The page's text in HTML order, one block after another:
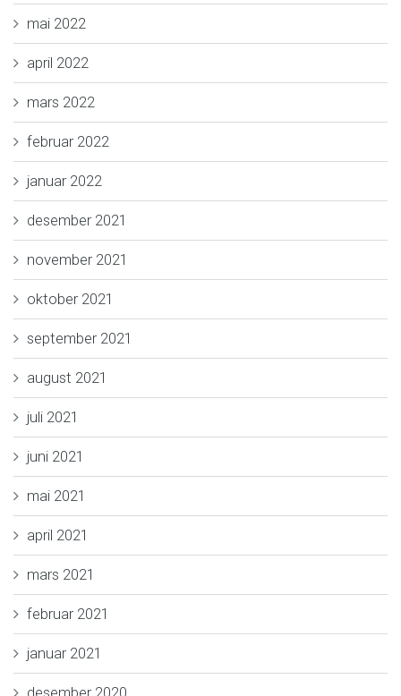
mai 2022
april 2022
mars 2022
februar 2022
januar 2022
desember 2021
november 2021
oktober 2021
september 2021
august 2021
juli 2021
juni 2021
mai 2021
april 2021
mars 2021
februar 2021
januar 2021
desember 2020